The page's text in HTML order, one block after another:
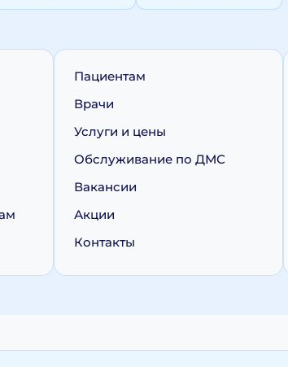
Пациентам
Врачи
Услуги и цены
Обслуживание по ДМС
Вакансии
Акции
Контакты